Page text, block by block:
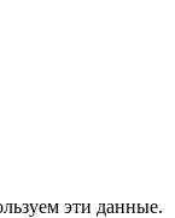
эти данные.